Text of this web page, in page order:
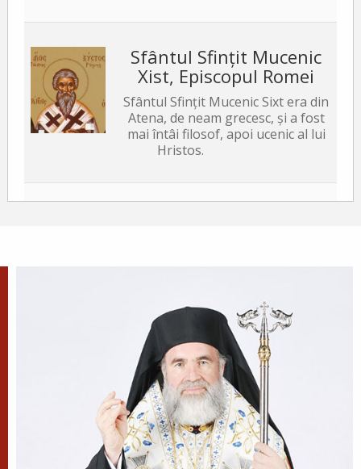
Sfântul Sfințit Mucenic
Xist, Episcopul Romei
Sfântul Sfințit Mucenic Sixt era din
Atena, de neam grecesc, și a fost
mai întâi filosof, apoi ucenic al lui
Hristos.
orbi în semnul Sfintei Cruci, îi făcea să vadă.
Apostolul zilei
Fraților, v-am scris vouă aceasta, ca nu cumva, la
venirea mea, să am întristare de la aceia care
trebuie să mă bucure, fiind încredințat despre voi
toți că bucuria mea este și...